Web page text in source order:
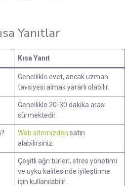
Yanıtlar
Kısa Yanıt
Genellikle evet, ancak uzman
tavsiyesi almak yararlı olabilir.
Genellikle 20-30 dakika arası
sürmektedir.
Web sitemizden satın
alabilirsiniz.
Çeşitli ağrı türleri, stres yönetimi
ve uyku kalitesinde iyileştirme
için kullanılabilir.